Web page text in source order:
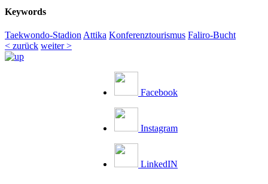
Keywords
Taekwondo-Stadion Attika Konferenztourismus Faliro-Bucht
< zurück weiter >
Facebook
Instagram
LinkedIN